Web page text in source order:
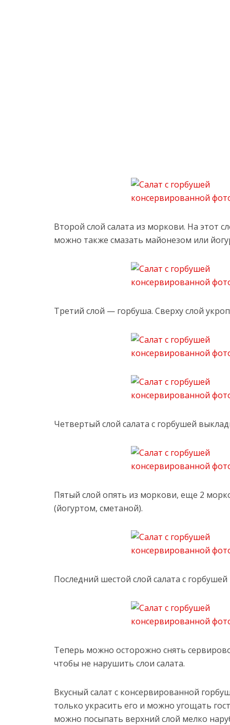
Второй слой салата из моркови. На этот
можно также смазать майонезом или
Третий слой — горбуша. Сверху слой
Четвертый слой салата с горбушей
Пятый слой опять из моркови, еще 2
(йогуртом, сметаной).
Последний шестой слой салата с
Теперь можно осторожно снять
чтобы не нарушить слои салата.
Вкусный салат с консервированной
только украсить его и можно угощать
можно посыпать верхний слой мелко